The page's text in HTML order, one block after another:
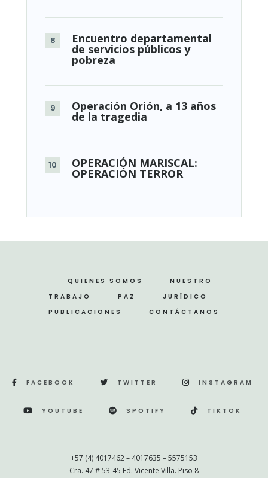
Encuentro departamental
de servicios públicos y
pobreza
Operación Orión, a 13 años
de la tragedia
OPERACIÓN MARISCAL:
OPERACIÓN TERROR
QUIENES SOMOS
NUESTRO
TRABAJO
PAZ
JURÍDICO
PUBLICACIONES
CONTÁCTANOS
FACEBOOK TWITTER INSTAGRAM
YOUTUBE SPOTIFY TIKTOK
+57 (4) 4017462 – 4017635 – 5575153
Cra. 47 # 53-45 Ed. Vicente Villa. Piso 8